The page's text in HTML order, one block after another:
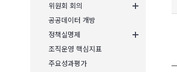
위원회 회의
공공데이터 개방
정책실명제
조직운영 핵심지표
주요성과평가